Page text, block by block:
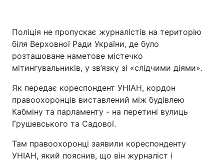
Україна Політика
Економіка Світ
Спорт Наука
Техно і зв'язок Лайт
Зброя
Здоров'я Туризм
Поліція не пропускає журналістів на територію
біля Верховної Ради України, де було
розташоване наметове містечко
мітингувальників, у зв’язку зі «слідчими діями».
Як передає кореспондент УНІАН, кордон
правоохоронців виставлений між будівлею
Кабміну та парламенту - на перетині вулиць
Грушевського та Садової.
Там правоохоронці заявили кореспонденту
УНІАН, який пояснив, що він журналіст і